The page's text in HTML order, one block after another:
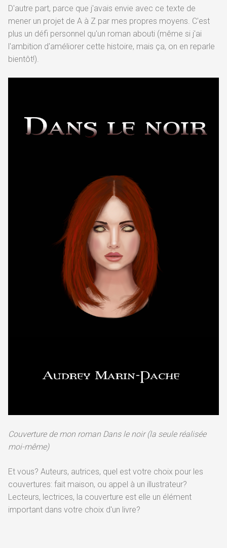
D'autre part, parce que j'avais envie avec ce texte de
mener un projet de A à Z par mes propres moyens. C'est
plus un défi personnel qu'un roman abouti (même si j'ai
l'ambition d'améliorer cette histoire, mais ça, on en reparle
bientôt!).
Couverture de mon roman Dans le noir (la seule réalisée
moi-même)
Et vous? Auteurs, autrices, quel est votre choix pour les
couvertures: fait maison, ou appel à un illustrateur?
Lecteurs, lectrices, la couverture est elle un élément
important dans votre choix d'un livre?